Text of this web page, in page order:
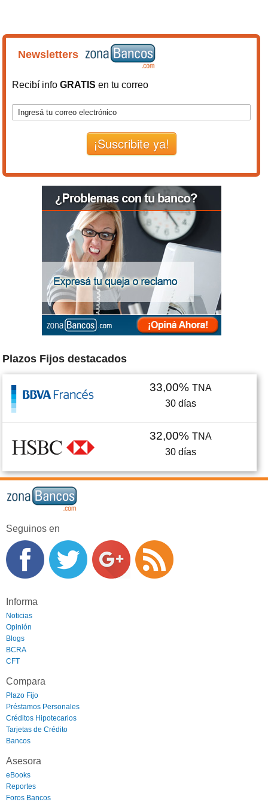
Newsletters
Recibí infoGRATIS en tu correo
¡Suscribite ya!
Plazos Fijos destacados
33,00% TNA
30 días
32,00% TNA
30 días
Seguinos en
Informa
Noticias
Opinión
Blogs
BCRA
CFT
Compara
Plazo Fijo
Préstamos Personales
Créditos Hipotecarios
Tarjetas de Crédito
Bancos
Asesora
eBooks
Reportes
Foros Bancos